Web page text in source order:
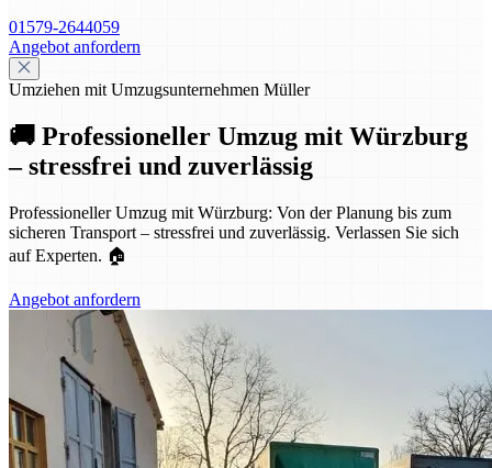
01579-2644059
Angebot anfordern
Umziehen mit Umzugsunternehmen Müller
🚚 Professioneller Umzug mit Würzburg
– stressfrei und zuverlässig
Professioneller Umzug mit Würzburg: Von der Planung bis zum
sicheren Transport – stressfrei und zuverlässig. Verlassen Sie sich
auf Experten. 🏠
Angebot anfordern